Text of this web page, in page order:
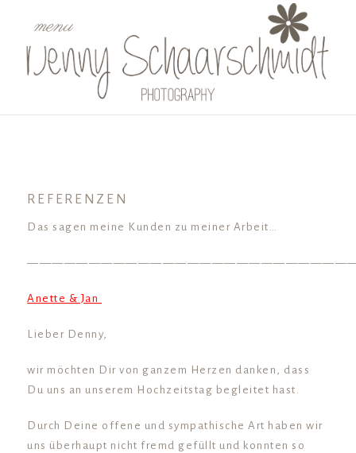
menu
REFERENZEN
Das sagen meine Kunden zu meiner Arbeit…
Anette & Jan
Lieber Denny,
wir möchten Dir von ganzem Herzen danken, dass
Du uns an unserem Hochzeitstag begleitet hast.
Durch Deine offene und sympathische Art haben wir
uns überhaupt nicht fremd gefüllt und konnten so